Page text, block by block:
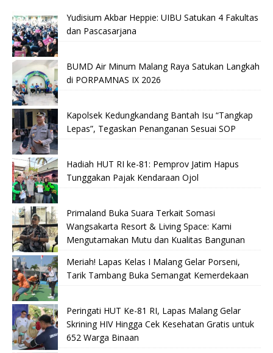
Yudisium Akbar Heppie: UIBU Satukan 4 Fakultas
dan Pascasarjana
BUMD Air Minum Malang Raya Satukan Langkah
di PORPAMNAS IX 2026
Kapolsek Kedungkandang Bantah Isu “Tangkap
Lepas”, Tegaskan Penanganan Sesuai SOP
Hadiah HUT RI ke-81: Pemprov Jatim Hapus
Tunggakan Pajak Kendaraan Ojol
Primaland Buka Suara Terkait Somasi
Wangsakarta Resort & Living Space: Kami
Mengutamakan Mutu dan Kualitas Bangunan
Meriah! Lapas Kelas I Malang Gelar Porseni,
Tarik Tambang Buka Semangat Kemerdekaan
Peringati HUT Ke-81 RI, Lapas Malang Gelar
Skrining HIV Hingga Cek Kesehatan Gratis untuk
652 Warga Binaan